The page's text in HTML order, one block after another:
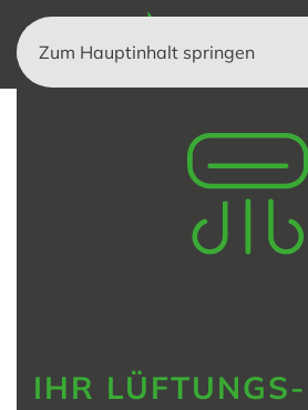
Zum Hauptinhalt springen
IHR LÜFTUNGS-